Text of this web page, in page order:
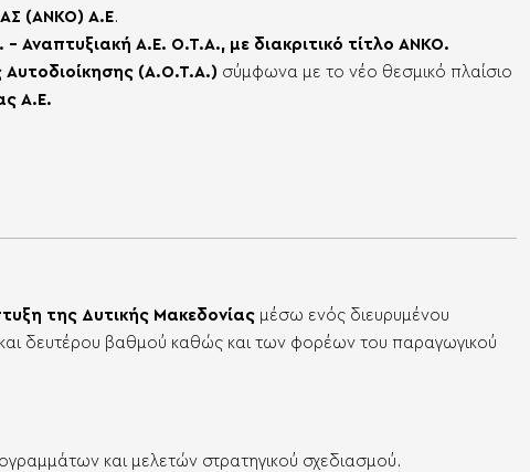
(ΑΝΚΟ) Α.Ε.
Αναπτυξιακή Α.Ε. Ο.Τ.Α., με διακριτικό τίτλο ΑΝΚΟ.
(Α.Ο.Τ.Α.) σύμφωνα με το νέο θεσμικό πλαίσιο
Α.Ε.
της Δυτικής Μακεδονίας μέσω ενός διευρυμένου
δευτέρου βαθμού καθώς και των φορέων του παραγωγικού
και μελετών στρατηγικού σχεδιασμού.